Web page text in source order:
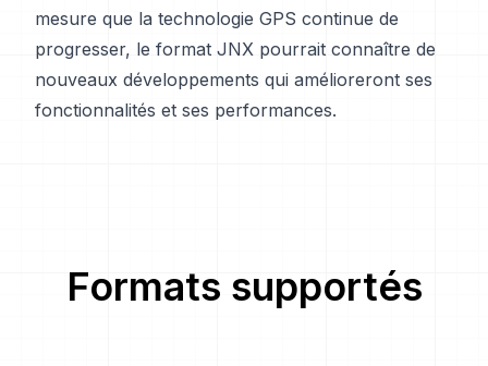
mesure que la technologie GPS continue de
progresser, le format JNX pourrait connaître de
nouveaux développements qui amélioreront ses
fonctionnalités et ses performances.
Formats supportés